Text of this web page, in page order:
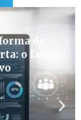
de
o fator